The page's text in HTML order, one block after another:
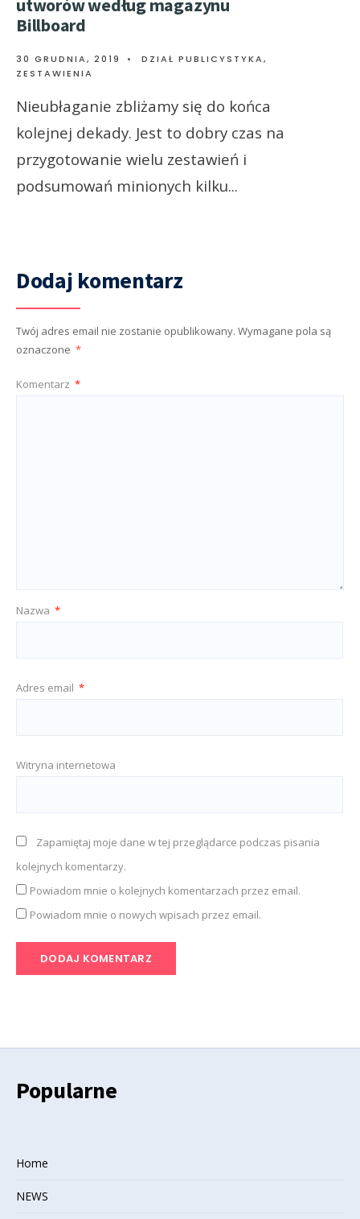
Billboard
30 GRUDNIA, 2019 • DZIAŁ PUBLICYSTYKA,
ZESTAWIENIA
Nieubłaganie zbliżamy się do końca
kolejnej dekady. Jest to dobry czas na
przygotowanie wielu zestawień i
podsumowań minionych kilku...
Dodaj komentarz
Twój adres email nie zostanie opublikowany. Wymagane pola są
oznaczone *
Komentarz *
Nazwa *
Adres email *
Witryna internetowa
Zapamiętaj moje dane w tej przeglądarce podczas pisania
kolejnych komentarzy.
Powiadom mnie o kolejnych komentarzach przez email.
Powiadom mnie o nowych wpisach przez email.
Popularne
Home
NEWS